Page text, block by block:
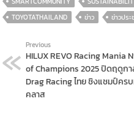
TOYOTATHAILAND
ข่าว ข่าวปร
Previous
HILUX REVO Racing Mania
of Champions 2025 ปิดฤดูก
Drag Racing ไทย ชิงแชมป์คร
คลาส